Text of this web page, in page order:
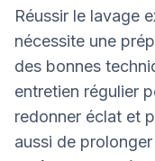
Réussir le lavage
nécessite une
des bonnes
entretien régulier
redonner éclat et
aussi de